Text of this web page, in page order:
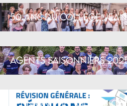
50 ans du collège
Agents Saisonniers
Réunion Publique de